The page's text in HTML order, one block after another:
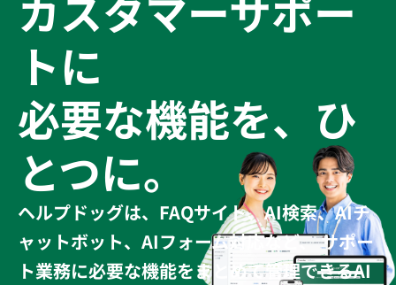
トに
必要な機能を、ひ
とつに。
ヘルプドッグは、FAQサイト、AI検索、AIチ
ャットボット、AIフォーム対応など、 サポー
ト業務に必要な機能をまとめて管理できるAI